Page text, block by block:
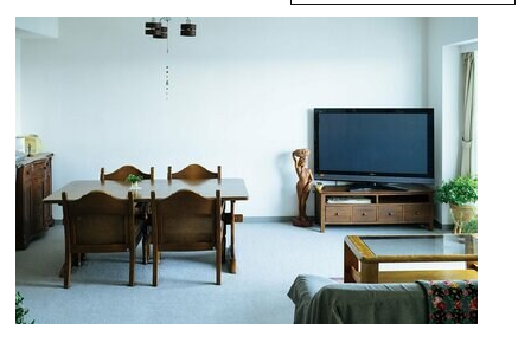
（画像 3/3） この記事を読む